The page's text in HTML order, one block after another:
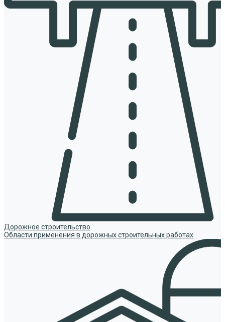
Дорожное строительство
Области применения в дорожных строительных работах